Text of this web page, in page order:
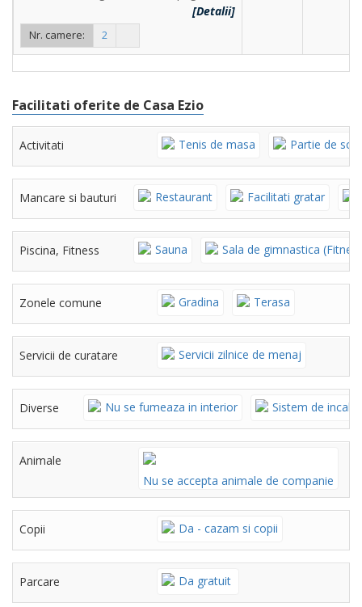
[Detalii]
Nr. camere: 2
Facilitati oferite de Casa Ezio
Activitati Tenis de masa Partie de schi
Mancare si bauturi Restaurant Facilitati gratar
Piscina, Fitness Sauna Sala de gimnastica
Zonele comune Gradina Terasa
Servicii de curatare Servicii zilnice de menaj
Diverse Nu se fumeaza in interior Sistem de
Animale
Nu se accepta animale de companie
Copii Da - cazam si copii
Parcare Da gratuit